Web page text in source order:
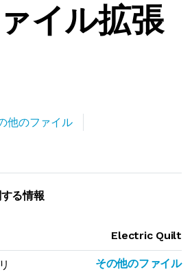
イル拡張
他のファイル
る情報
Electric Quilt
その他のファイル